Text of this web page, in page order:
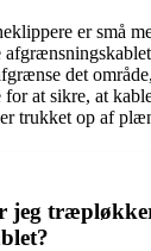
er små
det
at sikre, at
trukket op af
jeg